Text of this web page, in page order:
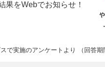
果をWebでお知らせ！
で実施のアンケートより （回答期